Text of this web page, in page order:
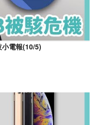
電報(10/5)